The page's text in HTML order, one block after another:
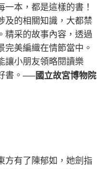
本，都是這樣的書！
及的相關知識，大都禁
精采的故事內容，透過
完美編織在情節當中。
讓小朋友領略閱讀樂
書。 ──國立故宮博物院
方有了陳郁如，她劍指